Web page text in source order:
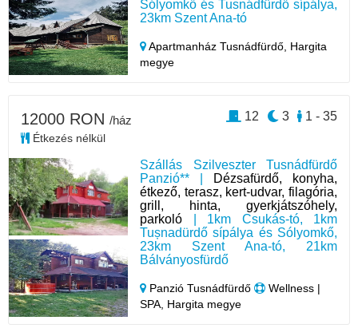
Sólyomkő és Tusnádfürdő sípálya,
23km Szent Ana-tó
Apartmanház Tusnádfürdő, Hargita
megye
Szállás Szilveszter Tusnádfürdő
Panzió** |
Dézsafürdő, konyha,
étkező, terasz, kert-udvar, filagória,
grill, hinta, gyerkjátszóhely,
parkoló | 1km Csukás-tó, 1km
Tușnadürdő sípálya és Sólyomkő,
23km Szent Ana-tó, 21km
Bálványosfürdő
Panzió Tusnádfürdő
Wellness |
SPA, Hargita megye
12000 RON /ház
Étkezés nélkül
1 - 35
3
12